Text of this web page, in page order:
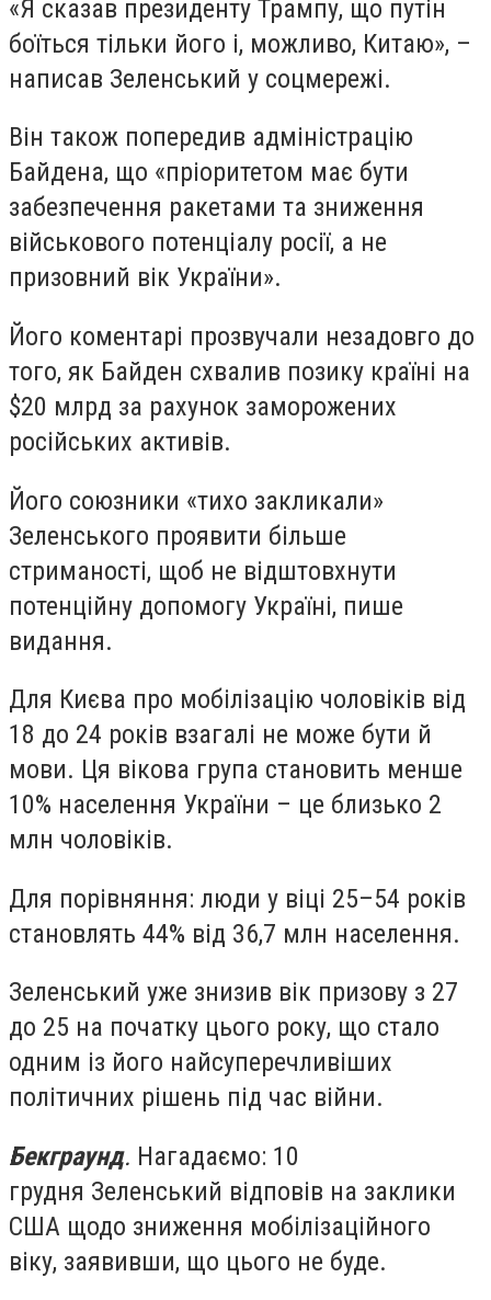
«Я сказав президенту Трампу, що путін
боїться тільки його і, можливо, Китаю», –
написав Зеленський у соцмережі.
Він також попередив адміністрацію
Байдена, що «пріоритетом має бути
забезпечення ракетами та зниження
військового потенціалу росії, а не
призовний вік України».
Його коментарі прозвучали незадовго до
того, як Байден схвалив позику країні на
$20 млрд за рахунок заморожених
російських активів.
Його союзники «тихо закликали»
Зеленського проявити більше
стриманості, щоб не відштовхнути
потенційну допомогу Україні, пише
видання.
Для Києва про мобілізацію чоловіків від
18 до 24 років взагалі не може бути й
мови. Ця вікова група становить менше
10% населення України – це близько 2
млн чоловіків.
Для порівняння: люди у віці 25–54 років
становлять 44% від 36,7 млн населення.
Зеленський уже знизив вік призову з 27
до 25 на початку цього року, що стало
одним із його найсуперечливіших
політичних рішень під час війни.
Бекграунд. Нагадаємо: 10
грудня Зеленський відповів на заклики
США щодо зниження мобілізаційного
віку, заявивши, що цього не буде.